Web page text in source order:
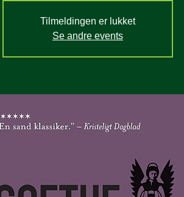
Tilmeldingen er lukket
Se andre events